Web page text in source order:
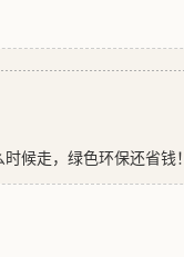
候走，绿色环保还省钱！